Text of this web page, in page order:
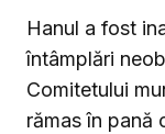
Hanul a fost
întâmplări
Comitetului
rămas în pană